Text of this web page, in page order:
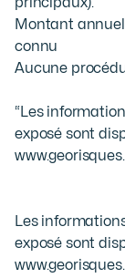
Montant
connu
Aucune
“Les
exposé sont
Les
exposé sont